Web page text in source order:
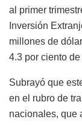
al primer
Inversión
millones de
4.3 por ciento
Subrayó que
en el rubro de
nacionales, que